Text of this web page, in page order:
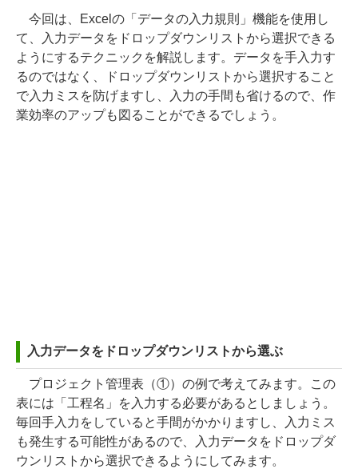
今回は、Excelの「データの入力規則」機能を使用し
て、入力データをドロップダウンリストから選択できる
ようにするテクニックを解説します。データを手入力す
るのではなく、ドロップダウンリストから選択すること
で入力ミスを防げますし、入力の手間も省けるので、作
業効率のアップも図ることができるでしょう。
入力データをドロップダウンリストから選ぶ
プロジェクト管理表（①）の例で考えてみます。この
表には「工程名」を入力する必要があるとしましょう。
毎回手入力をしていると手間がかかりますし、入力ミス
も発生する可能性があるので、入力データをドロップダ
ウンリストから選択できるようにしてみます。